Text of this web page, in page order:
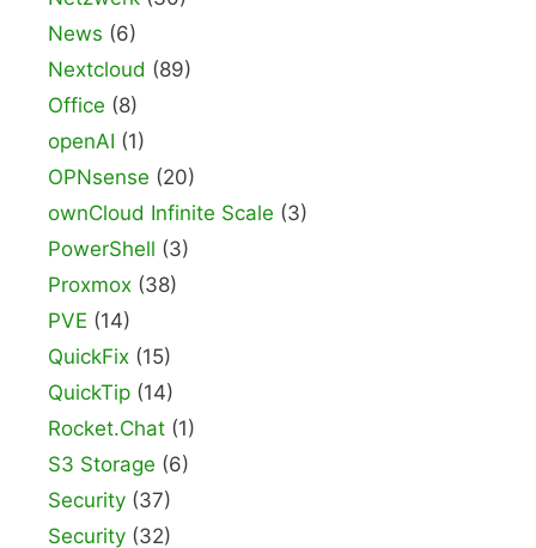
News (6)
Nextcloud (89)
Office (8)
openAI (1)
OPNsense (20)
ownCloud Infinite Scale (3)
PowerShell (3)
Proxmox (38)
PVE (14)
QuickFix (15)
QuickTip (14)
Rocket.Chat (1)
S3 Storage (6)
Security (37)
Security (32)